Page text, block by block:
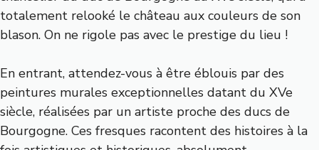
totalement relooké le château aux couleurs de son
blason. On ne rigole pas avec le prestige du lieu !
En entrant, attendez-vous à être éblouis par des
peintures murales exceptionnelles datant du XVe
siècle, réalisées par un artiste proche des ducs de
Bourgogne. Ces fresques racontent des histoires à la